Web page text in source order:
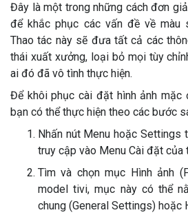
Đây là một trong những cách đơn
để khắc phục các vấn đề về màu
Thao tác này sẽ đưa tất cả các
thái xuất xưởng, loại bỏ mọi tùy
ai đó đã vô tình thực hiện.
Để khôi phục cài đặt hình ảnh mặc
bạn có thể thực hiện theo các bước
Nhấn nút Menu hoặc Settings
truy cập vào Menu Cài đặt của
Tìm và chọn mục Hình ảnh
model tivi, mục này có thể
chung (General Settings) hoặc